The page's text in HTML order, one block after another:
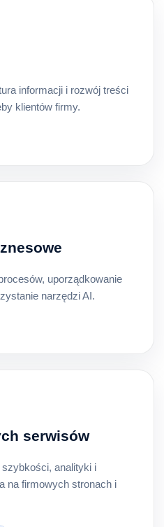
informacji i rozwój treści
klientów firmy.
uporządkowanie
narzędzi AI.
serwisów
analityki i
na firmowych stronach i